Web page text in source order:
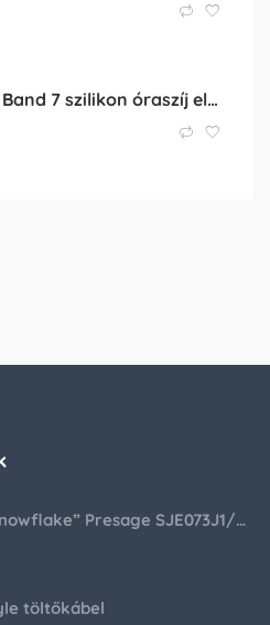
Huawei Band 7 szilikon óraszíj eladó
Seiko “Baby Snowflake” Presage SJE073J1/SARA015 Limited Edition
töltőkábel